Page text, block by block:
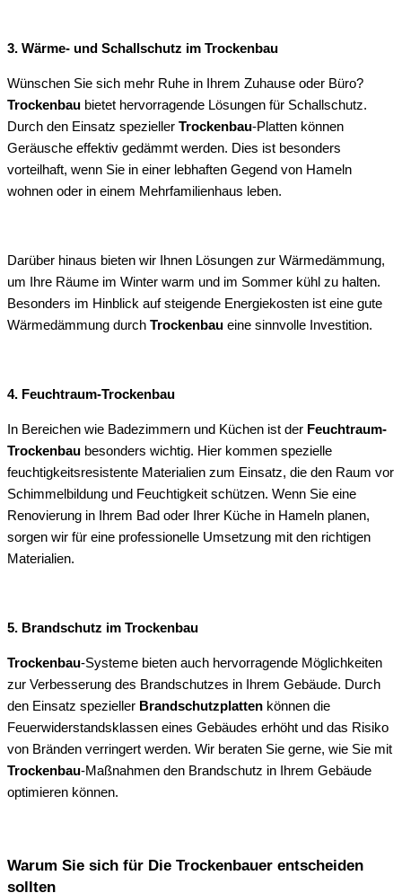
3. Wärme- und Schallschutz im Trockenbau
Wünschen Sie sich mehr Ruhe in Ihrem Zuhause oder Büro?
Trockenbau bietet hervorragende Lösungen für Schallschutz.
Durch den Einsatz spezieller Trockenbau-Platten können
Geräusche effektiv gedämmt werden. Dies ist besonders
vorteilhaft, wenn Sie in einer lebhaften Gegend von Hameln
wohnen oder in einem Mehrfamilienhaus leben.
Darüber hinaus bieten wir Ihnen Lösungen zur Wärmedämmung,
um Ihre Räume im Winter warm und im Sommer kühl zu halten.
Besonders im Hinblick auf steigende Energiekosten ist eine gute
Wärmedämmung durch Trockenbau eine sinnvolle Investition.
4. Feuchtraum-Trockenbau
In Bereichen wie Badezimmern und Küchen ist der Feuchtraum-
Trockenbau besonders wichtig. Hier kommen spezielle
feuchtigkeitsresistente Materialien zum Einsatz, die den Raum vor
Schimmelbildung und Feuchtigkeit schützen. Wenn Sie eine
Renovierung in Ihrem Bad oder Ihrer Küche in Hameln planen,
sorgen wir für eine professionelle Umsetzung mit den richtigen
Materialien.
5. Brandschutz im Trockenbau
Trockenbau-Systeme bieten auch hervorragende Möglichkeiten
zur Verbesserung des Brandschutzes in Ihrem Gebäude. Durch
den Einsatz spezieller Brandschutzplatten können die
Feuerwiderstandsklassen eines Gebäudes erhöht und das Risiko
von Bränden verringert werden. Wir beraten Sie gerne, wie Sie mit
Trockenbau-Maßnahmen den Brandschutz in Ihrem Gebäude
optimieren können.
Warum Sie sich für Die Trockenbauer entscheiden
sollten